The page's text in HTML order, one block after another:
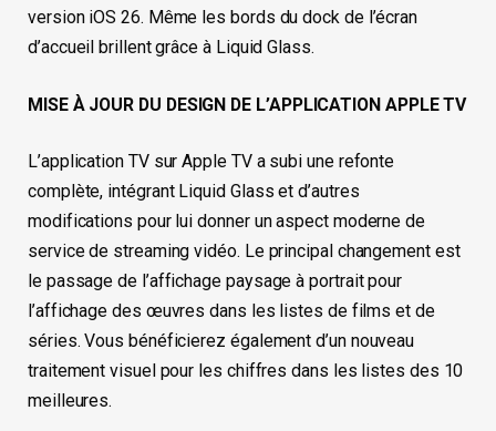
version iOS 26. Même les bords du dock de l’écran
d’accueil brillent grâce à Liquid Glass.
MISE À JOUR DU DESIGN DE L’APPLICATION APPLE TV
L’application TV sur Apple TV a subi une refonte
complète, intégrant Liquid Glass et d’autres
modifications pour lui donner un aspect moderne de
service de streaming vidéo. Le principal changement est
le passage de l’affichage paysage à portrait pour
l’affichage des œuvres dans les listes de films et de
séries. Vous bénéficierez également d’un nouveau
traitement visuel pour les chiffres dans les listes des 10
meilleures.